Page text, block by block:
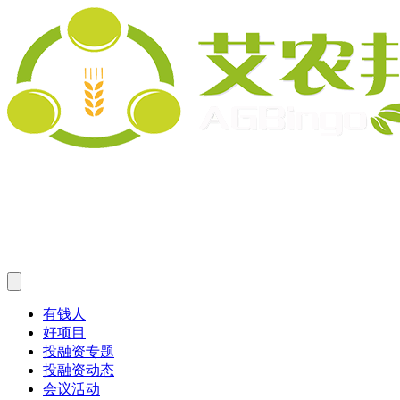
有钱人
好项目
投融资专题
投融资动态
会议活动